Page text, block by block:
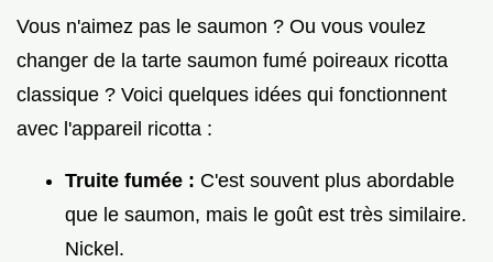
Vous n'aimez pas le saumon ? Ou vous voulez
changer de la tarte saumon fumé poireaux ricotta
classique ? Voici quelques idées qui fonctionnent
avec l'appareil ricotta :
Truite fumée : C'est souvent plus abordable
que le saumon, mais le goût est très similaire.
Nickel.